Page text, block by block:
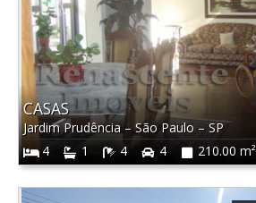
CASAS
Jardim Prudência–São Paulo– SP
4
1 4 4 210.00 m²